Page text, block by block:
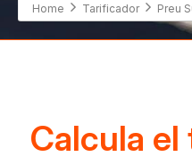
Home Tarificador Preu
Calcula